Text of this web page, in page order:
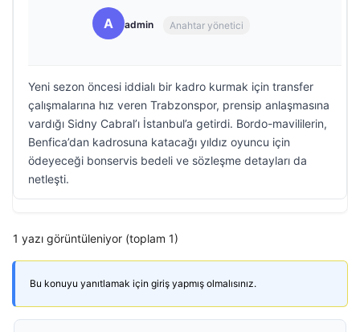
A admin Anahtar yönetici
Yeni sezon öncesi iddialı bir kadro kurmak için transfer
çalışmalarına hız veren Trabzonspor, prensip anlaşmasına
vardığı Sidny Cabral’ı İstanbul’a getirdi. Bordo-mavililerin,
Benfica’dan kadrosuna katacağı yıldız oyuncu için
ödeyeceği bonservis bedeli ve sözleşme detayları da
netleşti.
1 yazı görüntüleniyor (toplam 1)
Bu konuyu yanıtlamak için giriş yapmış olmalısınız.